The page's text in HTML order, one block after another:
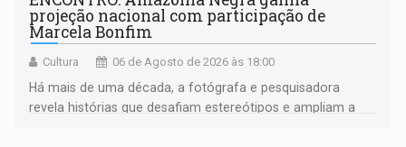
projeção nacional com participação de
Marcela Bonfim
Cultura 06 de Agosto de 2026 às 18:00
Há mais de uma década, a fotógrafa e pesquisadora
revela histórias que desafiam estereótipos e ampliam a